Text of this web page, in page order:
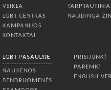
VEIKLA
LGBT CENTRAS
KAMPANIJOS
KONTAKTAI
NAUDINGA
LGBT PASAULYJE
NAUJIENOS
BENDRUOMENĖS
PRISIJUNK!
PAREMK!
ENGLISH